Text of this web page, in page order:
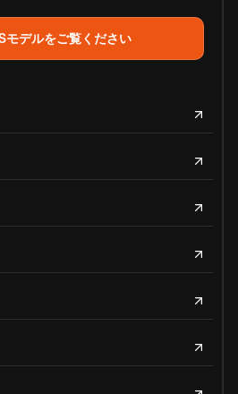
モデルをご覧ください